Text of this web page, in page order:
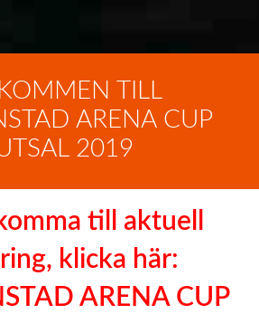
TILL
ARENA CUP
2019
till aktuell
klicka här:
ARENA CUP